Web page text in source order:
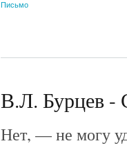
Письмо
В.Л. Бурцев -
Нет, — не могу